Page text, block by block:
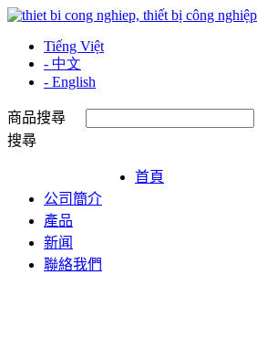
Tiếng Việt
- 中文
- English
商品搜尋
搜尋
首頁
公司簡介
產品
新闻
聯絡我們